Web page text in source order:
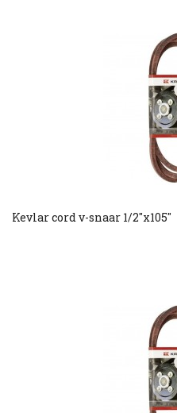
Kevlar cord v-snaar 1/2"x105"